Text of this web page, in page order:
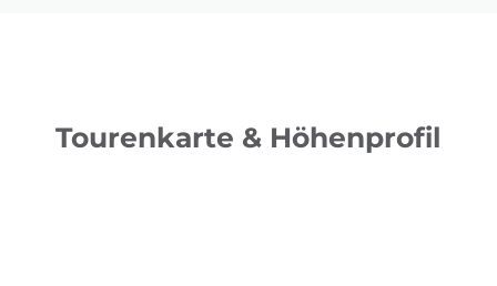
Tourenkarte & Höhenprofil